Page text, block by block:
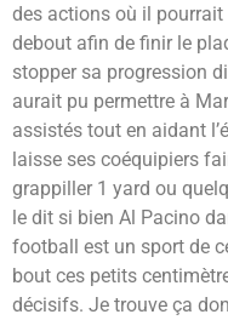
des actions où il
debout afin de finir le
stopper sa progression
aurait pu permettre à
assistés tout en aidant
laisse ses coéquipiers
grappiller 1 yard ou
le dit si bien Al Pacino
football est un sport de
bout ces petits
décisifs. Je trouve ça